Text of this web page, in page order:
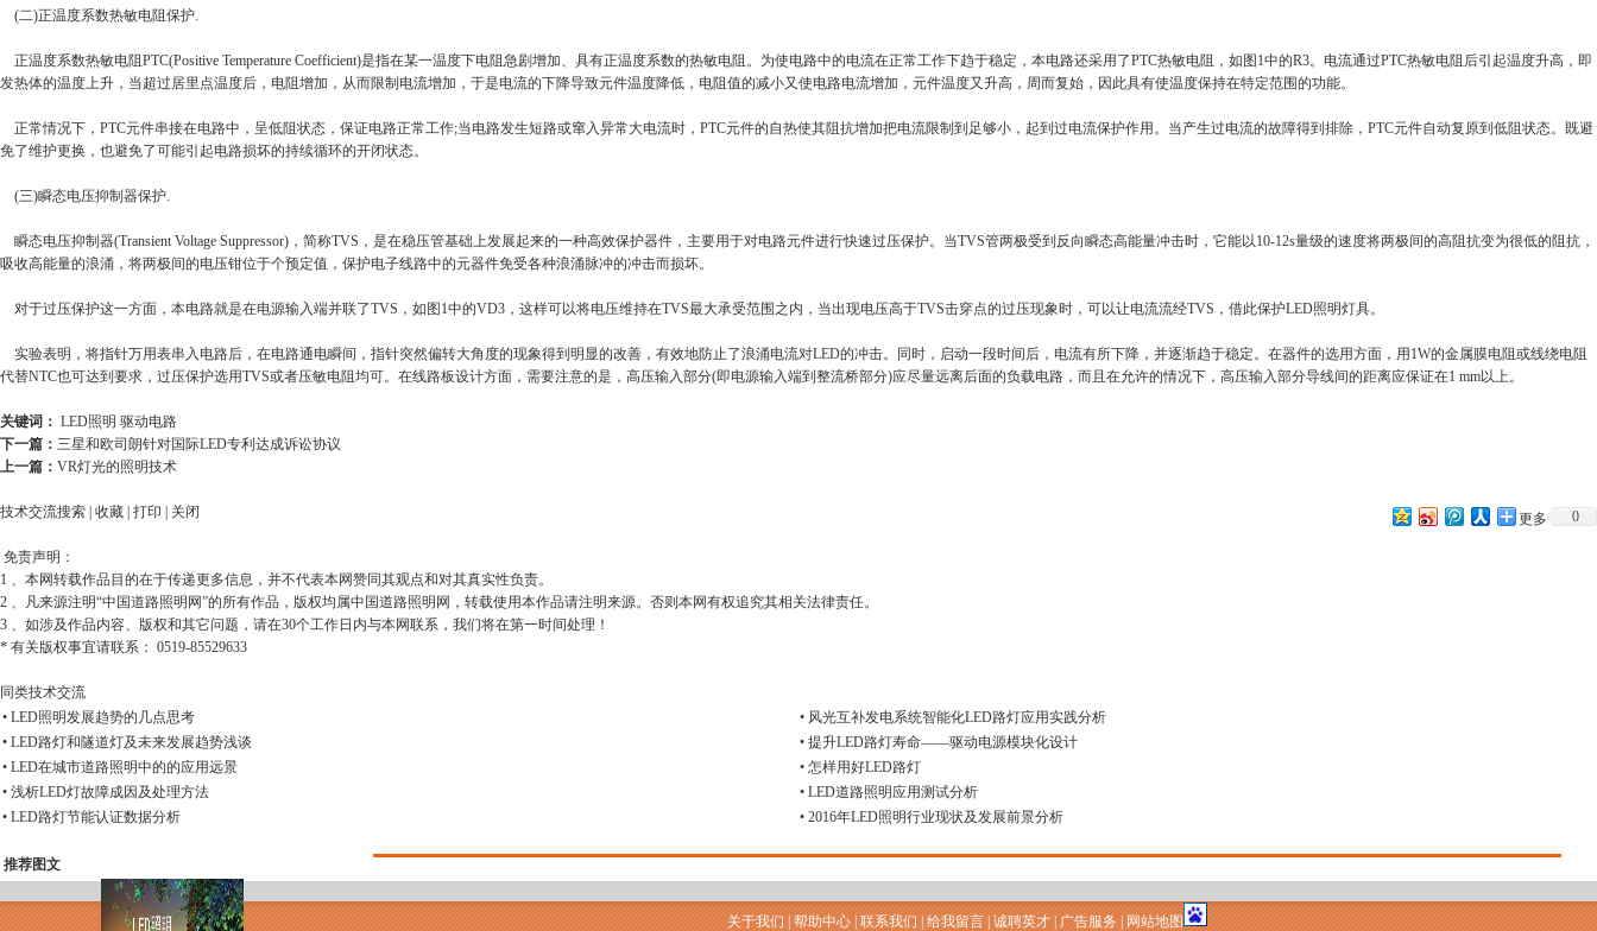
(二)正温度系数热敏电阻保护.
正温度系数热敏电阻PTC(Positive Temperature Coefficient)是指在某一温度下电阻急剧增加、具有正温度系数的热敏电阻。为使电路中的电流在正常工作下趋于稳定，本电路还采用了PTC热敏电阻，如图1中的R3。电流通过PTC热敏电阻后引起温度升高，即
发热体的温度上升，当超过居里点温度后，电阻增加，从而限制电流增加，于是电流的下降导致元件温度降低，电阻值的减小又使电路电流增加，元件温度又升高，周而复始，因此具有使温度保持在特定范围的功能。
正常情况下，PTC元件串接在电路中，呈低阻状态，保证电路正常工作;当电路发生短路或窜入异常大电流时，PTC元件的自热使其阻抗增加把电流限制到足够小，起到过电流保护作用。当产生过电流的故障得到排除，PTC元件自动复原到低阻状态。既避
免了维护更换，也避免了可能引起电路损坏的持续循环的开闭状态。
(三)瞬态电压抑制器保护.
瞬态电压抑制器(Transient Voltage Suppressor)，简称TVS，是在稳压管基础上发展起来的一种高效保护器件，主要用于对电路元件进行快速过压保护。当TVS管两极受到反向瞬态高能量冲击时，它能以10-12s量级的速度将两极间的高阻抗变为很低的阻抗，
吸收高能量的浪涌，将两极间的电压钳位于个预定值，保护电子线路中的元器件免受各种浪涌脉冲的冲击而损坏。
对于过压保护这一方面，本电路就是在电源输入端并联了TVS，如图1中的VD3，这样可以将电压维持在TVS最大承受范围之内，当出现电压高于TVS击穿点的过压现象时，可以让电流流经TVS，借此保护LED照明灯具。
实验表明，将指针万用表串入电路后，在电路通电瞬间，指针突然偏转大角度的现象得到明显的改善，有效地防止了浪涌电流对LED的冲击。同时，启动一段时间后，电流有所下降，并逐渐趋于稳定。在器件的选用方面，用1W的金属膜电阻或线绕电阻
代替NTC也可达到要求，过压保护选用TVS或者压敏电阻均可。在线路板设计方面，需要注意的是，高压输入部分(即电源输入端到整流桥部分)应尽量远离后面的负载电路，而且在允许的情况下，高压输入部分导线间的距离应保证在1 mm以上。
关键词： LED照明 驱动电路
下一篇： 三星和欧司朗针对国际LED专利达成诉讼协议
上一篇： VR灯光的照明技术
技术交流搜索 收藏 打印 关闭 更多 0
免责声明：
1 、本网转载作品目的在于传递更多信息，并不代表本网赞同其观点和对其真实性负责。
2 、凡来源注明“中国道路照明网”的所有作品，版权均属中国道路照明网，转载使用本作品请注明来源。否则本网有权追究其相关法律责任。
3 、如涉及作品内容、版权和其它问题，请在30个工作日内与本网联系，我们将在第一时间处理！
* 有关版权事宜请联系： 0519-85529633
同类技术交流
• LED照明发展趋势的几点思考
• 风光互补发电系统智能化LED路灯应用实践分析
• LED路灯和隧道灯及未来发展趋势浅谈
• 提升LED路灯寿命——驱动电源模块化设计
• LED在城市道路照明中的的应用远景
• 怎样用好LED路灯
• 浅析LED灯故障成因及处理方法
• LED道路照明应用测试分析
• LED路灯节能认证数据分析
• 2016年LED照明行业现状及发展前景分析
推荐图文
关于我们 帮助中心| 联系我们 给我留言| 诚聘英才| 广告服务 网站地图